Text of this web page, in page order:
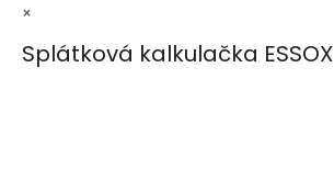
×
Splátková kalkulačka ESSOX